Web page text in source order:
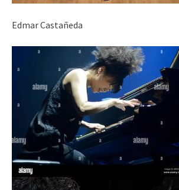
Edmar Castañeda